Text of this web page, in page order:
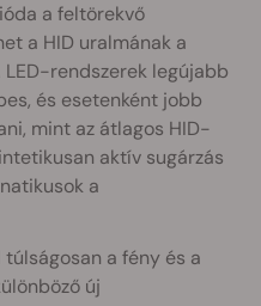
a feltörekvő
a HID uralmának a
rendszerek legújabb
és esetenként jobb
mint az átlagos HID-
aktív sugárzás
a
a fény és a
új